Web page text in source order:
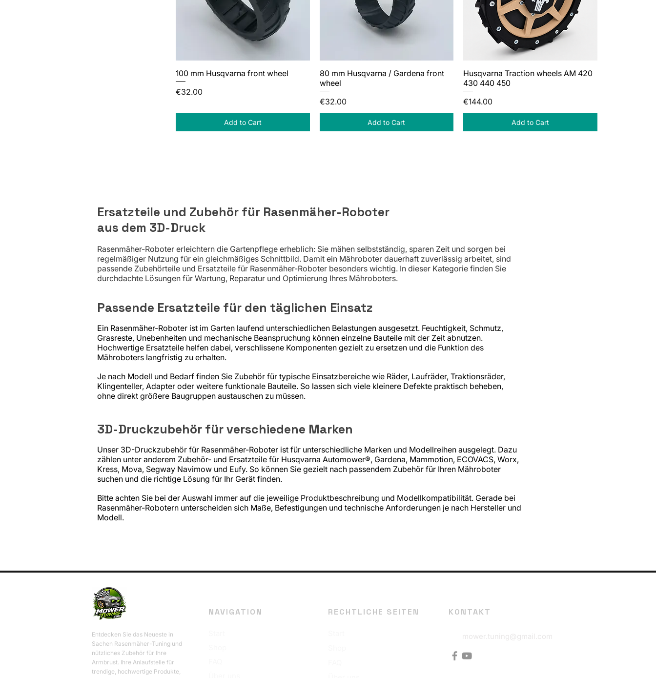
100 mm Husqvarna front wheel
Price
€32.00
Add to Cart
80 mm Husqvarna / Gardena front
wheel
Price
€32.00
Add to Cart
Husqvarna Traction wheels AM 420
430 440 450
Price
€144.00
Add to Cart
Ersatzteile und Zubehör für Rasenmäher-Roboter
aus dem 3D-Druck
Rasenmäher-Roboter erleichtern die Gartenpflege erheblich: Sie mähen selbstständig, sparen Zeit und sorgen bei
regelmäßiger Nutzung für ein gleichmäßiges Schnittbild. Damit ein Mähroboter dauerhaft zuverlässig arbeitet, sind
passende Zubehörteile und Ersatzteile für Rasenmäher-Roboter besonders wichtig. In dieser Kategorie finden Sie
durchdachte Lösungen für Wartung, Reparatur und Optimierung Ihres Mähroboters.
Passende Ersatzteile für den täglichen Einsatz
Ein Rasenmäher-Roboter ist im Garten laufend unterschiedlichen Belastungen ausgesetzt. Feuchtigkeit, Schmutz,
Grasreste, Unebenheiten und mechanische Beanspruchung können einzelne Bauteile mit der Zeit abnutzen.
Hochwertige Ersatzteile helfen dabei, verschlissene Komponenten gezielt zu ersetzen und die Funktion des
Mähroboters langfristig zu erhalten.
Je nach Modell und Bedarf finden Sie Zubehör für typische Einsatzbereiche wie Räder, Laufräder, Traktionsräder,
Klingenteller, Adapter oder weitere funktionale Bauteile. So lassen sich viele kleinere Defekte praktisch beheben,
ohne direkt größere Baugruppen austauschen zu müssen.
3D-Druckzubehör für verschiedene Marken
Unser 3D-Druckzubehör für Rasenmäher-Roboter ist für unterschiedliche Marken und Modellreihen ausgelegt. Dazu
zählen unter anderem Zubehör- und Ersatzteile für Husqvarna Automower®, Gardena, Mammotion, ECOVACS, Worx,
Kress, Mova, Segway Navimow und Eufy. So können Sie gezielt nach passendem Zubehör für Ihren Mähroboter
suchen und die richtige Lösung für Ihr Gerät finden.
Bitte achten Sie bei der Auswahl immer auf die jeweilige Produktbeschreibung und Modellkompatibilität. Gerade bei
Rasenmäher-Robotern unterscheiden sich Maße, Befestigungen und technische Anforderungen je nach Hersteller und
Modell.
Entdecken Sie das Neueste in
Sachen Rasenmäher-Tuning und
nützliches Zubehör für Ihre
Armbrust. Ihre Anlaufstelle für
trendige, hochwertige Produkte,
NAVIGATION RECHTLICHE SEITEN KONTAKT
mower.tuning@gmail.com